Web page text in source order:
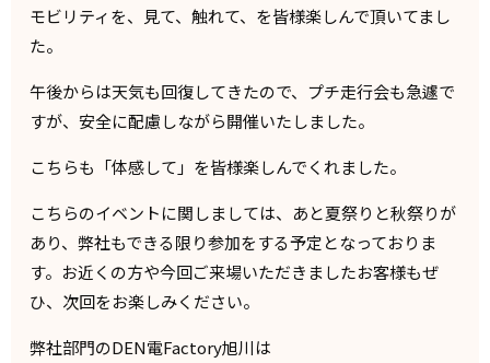
モビリティを、見て、触れて、を皆様楽しんで頂いてまし
た。
午後からは天気も回復してきたので、プチ走行会も急遽で
すが、安全に配慮しながら開催いたしました。
こちらも「体感して」を皆様楽しんでくれました。
こちらのイベントに関しましては、あと夏祭りと秋祭りが
あり、弊社もできる限り参加をする予定となっておりま
す。お近くの方や今回ご来場いただきましたお客様もぜ
ひ、次回をお楽しみください。
弊社部門のDEN電Factory旭川は